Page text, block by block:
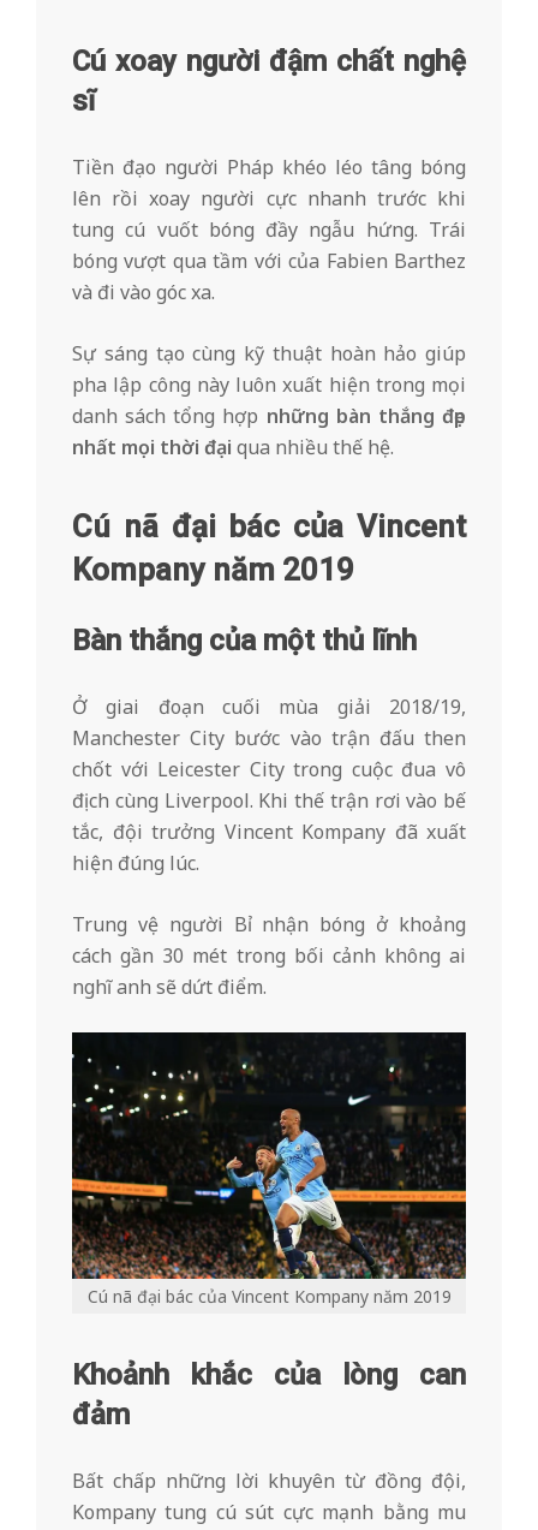
Cú xoay người đậm chất nghệ
sĩ
Tiền đạo người Pháp khéo léo tâng bóng
lên rồi xoay người cực nhanh trước khi
tung cú vuốt bóng đầy ngẫu hứng. Trái
bóng vượt qua tầm với của Fabien Barthez
và đi vào góc xa.
Sự sáng tạo cùng kỹ thuật hoàn hảo giúp
pha lập công này luôn xuất hiện trong mọi
danh sách tổng hợp những bàn thắng đẹp
nhất mọi thời đại qua nhiều thế hệ.
Cú nã đại bác của Vincent
Kompany năm 2019
Bàn thắng của một thủ lĩnh
Ở giai đoạn cuối mùa giải 2018/19,
Manchester City bước vào trận đấu then
chốt với Leicester City trong cuộc đua vô
địch cùng Liverpool. Khi thế trận rơi vào bế
tắc, đội trưởng Vincent Kompany đã xuất
hiện đúng lúc.
Trung vệ người Bỉ nhận bóng ở khoảng
cách gần 30 mét trong bối cảnh không ai
nghĩ anh sẽ dứt điểm.
Cú nã đại bác của Vincent Kompany năm 2019
Khoảnh khắc của lòng can
đảm
Bất chấp những lời khuyên từ đồng đội,
Kompany tung cú sút cực mạnh bằng mu